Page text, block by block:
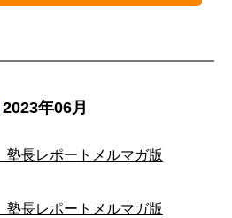
2023年06月
長レポートメルマガ版
長レポートメルマガ版